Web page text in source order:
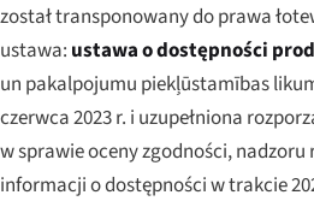
został transponowany do prawa
ustawa: ustawa o dostępności
un pakalpojumu piekļūstamības
czerwca 2023 r. i uzupełniona
w sprawie oceny zgodności,
informacji o dostępności w trakcie